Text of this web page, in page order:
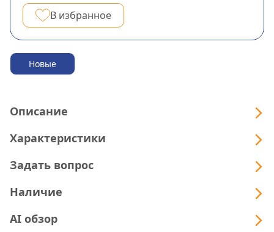
В избранное
Новые
Описание
Характеристики
Задать вопрос
Наличие
AI обзор